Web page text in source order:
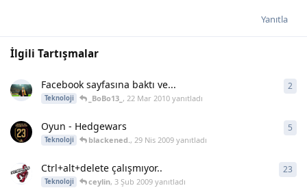
Yanıtla
İlgili Tartışmalar
Facebook sayfasına baktı ve...
Teknoloji _BoBo13_ ,22 Mar 2010 yanıtladı
2
Oyun - Hedgewars
Teknoloji blackened.,29 Nis 2009 yanıtladı
5
Ctrl+alt+delete çalışmıyor..
Teknoloji ceylin,3 Şub 2009 yanıtladı
23